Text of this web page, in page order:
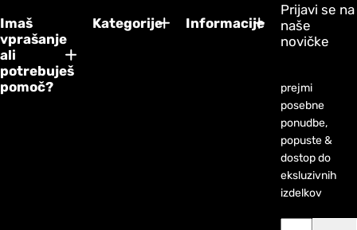
Imaš
vprašanje
ali
potrebuješ
pomoč?
Kategorije Informacije
Prijavi se na
naše
novičke
prejmi
posebne
ponudbe,
popuste &
dostop do
eksluzivnih
izdelkov